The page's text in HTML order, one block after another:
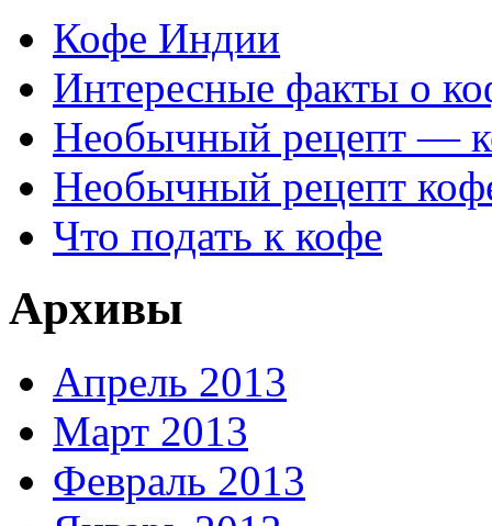
Кофе Индии
Интересные факты о
Необычный рецепт —
Необычный рецепт
Что подать к кофе
Архивы
Апрель 2013
Март 2013
Февраль 2013